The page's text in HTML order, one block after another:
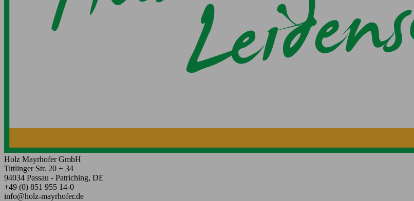
Holz Mayrhofer GmbH
Tittlinger Str. 20 + 34
94034 Passau - Patriching, DE
+49 (0) 851 955 14-0
info@holz-mayrhofer.de